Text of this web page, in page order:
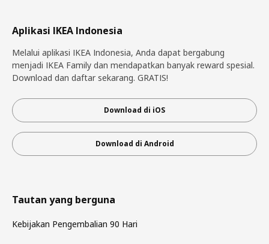
Aplikasi IKEA Indonesia
Melalui aplikasi IKEA Indonesia, Anda dapat bergabung
menjadi IKEA Family dan mendapatkan banyak reward spesial.
Download dan daftar sekarang. GRATIS!
Download di iOS
Download di Android
Tautan yang berguna
Kebijakan Pengembalian 90 Hari